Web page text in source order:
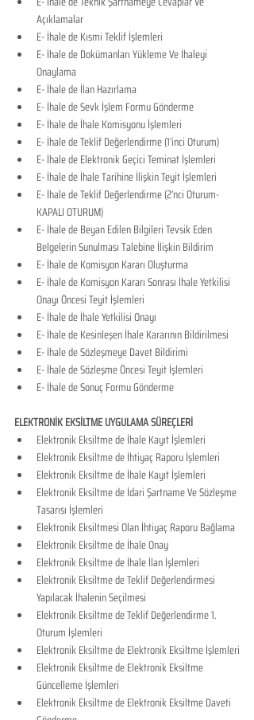
Açıklamalar
E- İhale de Kısmi Teklif İşlemleri
E- İhale de Dokümanları Yükleme Ve İhaleyi
Onaylama
E- İhale de İlan Hazırlama
E- İhale de Sevk İşlem Formu Gönderme
E- İhale de İhale Komisyonu İşlemleri
E- İhale de Teklif Değerlendirme (1’inci Oturum)
E- İhale de Elektronik Geçici Teminat İşlemleri
E- İhale de İhale Tarihine İlişkin Teyit İşlemleri
E- İhale de Teklif Değerlendirme (2’nci Oturum-
KAPALI OTURUM)
E- İhale de Beyan Edilen Bilgileri Tevsik Eden
Belgelerin Sunulması Talebine İlişkin Bildirim
E- İhale de Komisyon Kararı Oluşturma
E- İhale de Komisyon Kararı Sonrası İhale Yetkilisi
Onayı Öncesi Teyit İşlemleri
E- İhale de İhale Yetkilisi Onayı
E- İhale de Kesinleşen İhale Kararının Bildirilmesi
E- İhale de Sözleşmeye Davet Bildirimi
E- İhale de Sözleşme Öncesi Teyit İşlemleri
E- İhale de Sonuç Formu Gönderme
ELEKTRONİK EKSİLTME UYGULAMA SÜREÇLERİ
​Elektronik Eksiltme de İhale Kayıt İşlemleri
Elektronik Eksiltme de İhtiyaç Raporu İşlemleri
Elektronik Eksiltme de İhale Kayıt İşlemleri
Elektronik Eksiltme de İdari Şartname Ve Sözleşme
Tasarısı İşlemleri
Elektronik Eksiltmesi Olan İhtiyaç Raporu Bağlama
Elektronik Eksiltme de İhale Onay
Elektronik Eksiltme de İhale İlan İşlemleri
Elektronik Eksiltme de Teklif Değerlendirmesi
Yapılacak İhalenin Seçilmesi
Elektronik Eksiltme de Teklif Değerlendirme 1.
Oturum İşlemleri
Elektronik Eksiltme de Elektronik Eksiltme İşlemleri
Elektronik Eksiltme de Elektronik Eksiltme
Güncelleme İşlemleri
Elektronik Eksiltme de Elektronik Eksiltme Daveti